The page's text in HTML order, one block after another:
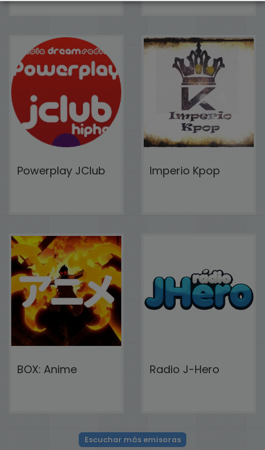
Powerplay JClub Imperio Kpop
BOX: Anime Radio J-Hero
Escuchar más emisoras